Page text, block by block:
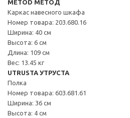
METOD МЕТОД
Каркас навесного шкафа
Номер товара: 203.680.16
Ширина: 40 см
Высота: 6 см
Длина: 109 см
Вес: 13.45 кг
UTRUSTA УТРУСТА
Полка
Номер товара: 603.681.61
Ширина: 36 см
Высота: 4 см